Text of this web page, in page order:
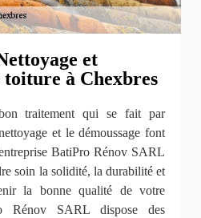
et
toiture à Chexbres
traitement qui se fait par
et le démoussage font
BatiPro Rénov SARL
soin la solidité, la durabilité et
la bonne qualité de votre
Rénov SARL dispose des